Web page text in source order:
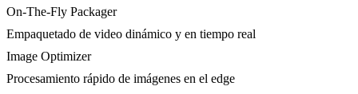
On-The-Fly Packager
Empaquetado de video dinámico y en tiempo real
Image Optimizer
Procesamiento rápido de imágenes en el edge